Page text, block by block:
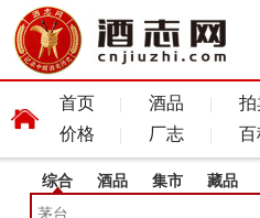
首页 酒品 拍
价格
厂志 百
综合 酒品 集市 藏品